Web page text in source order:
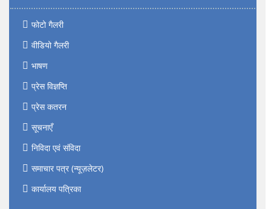
फोटो गैलरी
वीडियो गैलरी
भाषण
प्रेस विज्ञप्ति
प्रेस कतरन
सूचनाएँ
निविदा एवं संविदा
समाचार पत्र (न्यूज़लेटर)
कार्यालय पत्रिका